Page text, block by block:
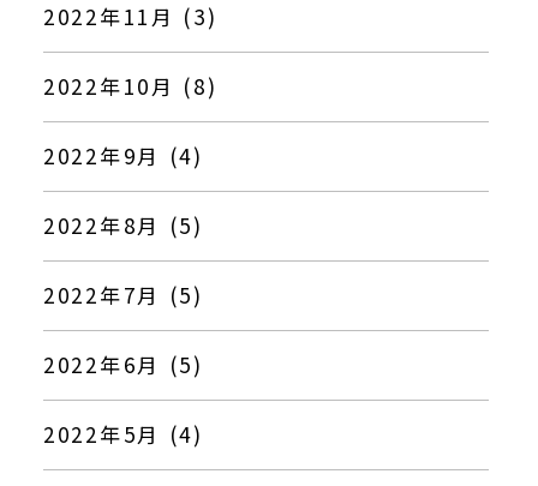
2022年11月 (3)
2022年10月 (8)
2022年9月 (4)
2022年8月 (5)
2022年7月 (5)
2022年6月 (5)
2022年5月 (4)